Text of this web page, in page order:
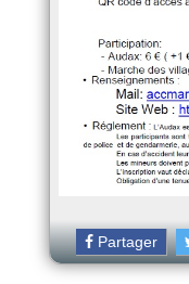
Partager